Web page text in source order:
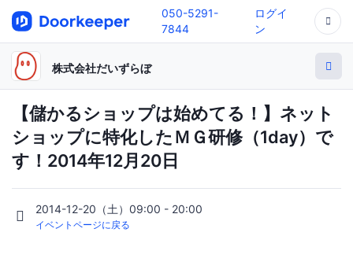
050-5291-
7844
ログイ
ン
株式会社だいずらぼ
【儲かるショップは始めてる！】ネット
ショップに特化したＭＧ研修（1day）で
す！2014年12月20日
2014-12-20（土）09:00 - 20:00
イベントページに戻る